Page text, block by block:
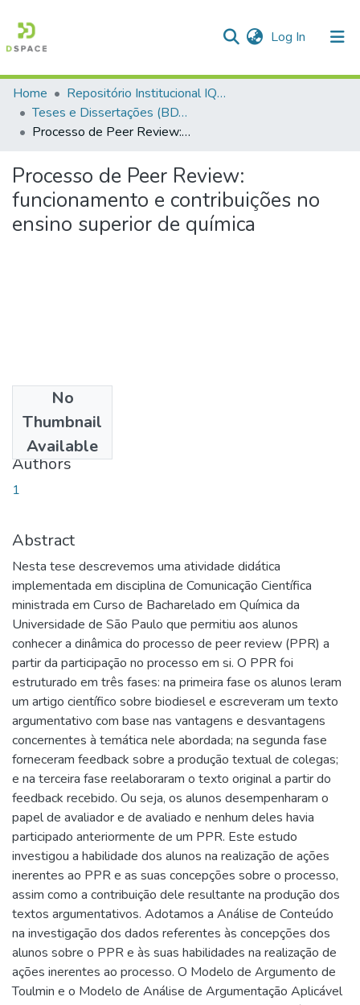
Log In (current)
Communities & Collections
All of DSpace
Statistics
Home
Repositório Institucional IQSC
Teses e Dissertações (BDTD USP)
Processo de Peer Review: funcionamento e contribuições no ensino superior de química
Processo de Peer Review:
funcionamento e contribuições no
ensino superior de química
No
Thumbnail
Available
2017-02-03
Authors
1
Abstract
Nesta tese descrevemos uma atividade didática
implementada em disciplina de Comunicação Científica
ministrada em Curso de Bacharelado em Química da
Universidade de São Paulo que permitiu aos alunos
conhecer a dinâmica do processo de peer review (PPR) a
partir da participação no processo em si. O PPR foi
estruturado em três fases: na primeira fase os alunos leram
um artigo científico sobre biodiesel e escreveram um texto
argumentativo com base nas vantagens e desvantagens
concernentes à temática nele abordada; na segunda fase
forneceram feedback sobre a produção textual de colegas;
e na terceira fase reelaboraram o texto original a partir do
feedback recebido. Ou seja, os alunos desempenharam o
papel de avaliador e de avaliado e nenhum deles havia
participado anteriormente de um PPR. Este estudo
investigou a habilidade dos alunos na realização de ações
inerentes ao PPR e as suas concepções sobre o processo,
assim como a contribuição dele resultante na produção dos
textos argumentativos. Adotamos a Análise de Conteúdo
na investigação dos dados referentes às concepções dos
alunos sobre o PPR e às suas habilidades na realização de
ações inerentes ao processo. O Modelo de Argumento de
Toulmin e o Modelo de Análise de Argumentação Aplicável